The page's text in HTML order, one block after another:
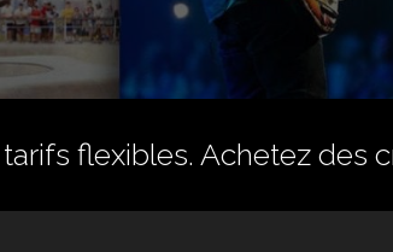
flexibles. Achetez des